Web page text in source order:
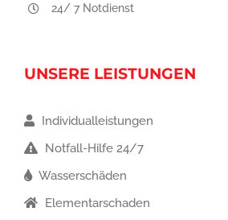
24/ 7 Notdienst
UNSERE LEISTUNGEN
Individualleistungen
Notfall-Hilfe 24/7
Wasserschäden
Elementarschaden